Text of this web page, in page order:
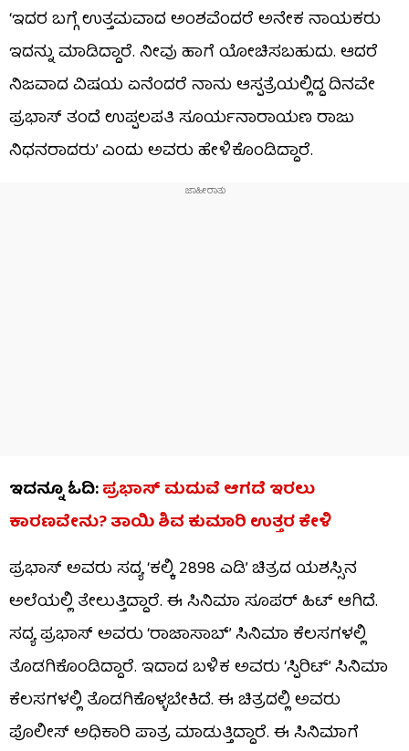
‘ಇದರ ಬಗ್ಗೆ ಉತ್ತಮವಾದ ಅಂಶವೆಂದರೆ ಅನೇಕ ನಾಯಕರು
ಇದನ್ನು ಮಾಡಿದ್ದಾರೆ. ನೀವು ಹಾಗೆ ಯೋಚಿಸಬಹುದು. ಆದರೆ
ನಿಜವಾದ ವಿಷಯ ಏನೆಂದರೆ ನಾನು ಆಸ್ಪತ್ರೆಯಲ್ಲಿದ್ದ ದಿನವೇ
ಪ್ರಭಾಸ್ ತಂದೆ ಉಪ್ಪಲಪತಿ ಸೂರ್ಯನಾರಾಯಣ ರಾಜು
ನಿಧನರಾದರು’ ಎಂದು ಅವರು ಹೇಳಿಕೊಂಡಿದ್ದಾರೆ.
ಇದನ್ನೂ ಓದಿ:ಪ್ರಭಾಸ್ ಮದುವೆ ಆಗದೆ ಇರಲು
ಕಾರಣವೇನು? ತಾಯಿ ಶಿವ ಕುಮಾರಿ ಉತ್ತರ ಕೇಳಿ
ಪ್ರಭಾಸ್ ಅವರು ಸದ್ಯ ‘ಕಲ್ಕಿ 2898 ಎಡಿ’ ಚಿತ್ರದ ಯಶಸ್ಸಿನ
ಅಲೆಯಲ್ಲಿ ತೇಲುತ್ತಿದ್ದಾರೆ. ಈ ಸಿನಿಮಾ ಸೂಪರ್ ಹಿಟ್​ ಆಗಿದೆ.
ಸದ್ಯ ಪ್ರಭಾಸ್ ಅವರು ‘ರಾಜಾಸಾಬ್’ ಸಿನಿಮಾ ಕೆಲಸಗಳಲ್ಲಿ
ತೊಡಗಿಕೊಂಡಿದ್ದಾರೆ. ಇದಾದ ಬಳಿಕ ಅವರು ‘ಸ್ಪಿರಿಟ್’ ಸಿನಿಮಾ
ಕೆಲಸಗಳಲ್ಲಿ ತೊಡಗಿಕೊಳ್ಳಬೇಕಿದೆ. ಈ ಚಿತ್ರದಲ್ಲಿ ಅವರು
ಪೊಲೀಸ್ ಅಧಿಕಾರಿ ಪಾತ್ರ ಮಾಡುತ್ತಿದ್ದಾರೆ. ಈ ಸಿನಿಮಾಗೆ